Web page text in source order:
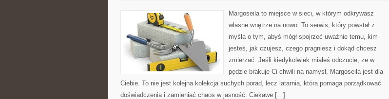
Margoseila to miejsce w sieci, w którym odkrywasz
własne wnętrze na nowo. To serwis, który powstał z
myślą o tym, abyś mógł spojrzeć uważnie temu, kim
jesteś, jak czujesz, czego pragniesz i dokąd chcesz
zmierzać. Jeśli kiedykolwiek miałeś odczucie, że w
pędzie brakuje Ci chwili na namysł, Margoseila jest dla
Ciebie. To nie jest kolejna kolekcja suchych porad, lecz latarnia, która pomaga porządkować
doświadczenia i zamieniać chaos w jasność. Ciekawe […]